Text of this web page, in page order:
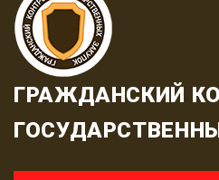
ГРАЖДАНСКИЙ